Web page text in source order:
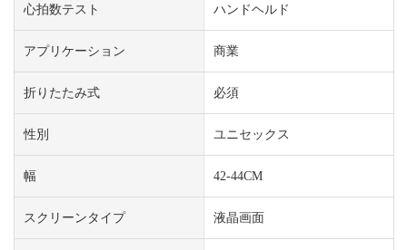
心拍数テスト ハンドヘルド
アプリケーション 商業
折りたたみ式 必須
性別 ユニセックス
幅 42-44CM
スクリーンタイプ 液晶画面